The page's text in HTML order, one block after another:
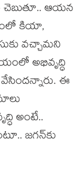
చెబుతూ.. ఆయ‌న
కియా,
వ‌చ్చామ‌ని
అభివృద్ధి
వేసింద‌న్నారు. ఈ
అంటే..
జ‌గ‌న్‌కు